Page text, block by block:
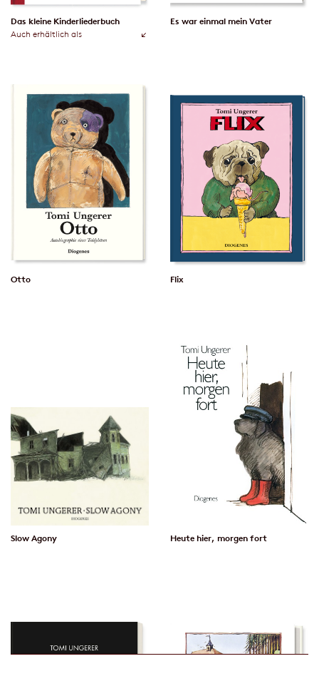
Das kleine Kinderliederbuch
Auch erhältlich als
Es war einmal mein Vater
Otto Flix
Slow Agony Heute hier, morgen fort